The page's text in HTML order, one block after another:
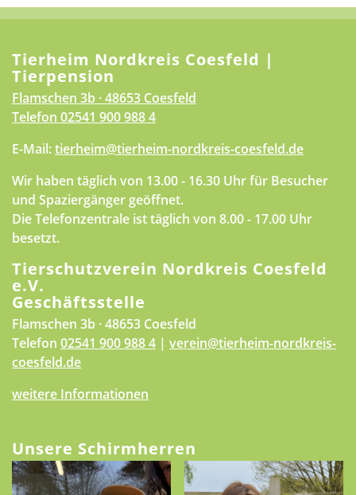
Tierheim Nordkreis Coesfeld |
Tierpension
Flamschen 3b · 48653 Coesfeld
Telefon 02541 900 988 4
E-Mail:tierheim@tierheim-nordkreis-coesfeld.de
Wir haben täglich von 13.00 - 16.30 Uhr für Besucher
und Spaziergänger geöffnet.
Die Telefonzentrale ist täglich von 8.00 - 17.00 Uhr
besetzt.
Tierschutzverein Nordkreis Coesfeld
e.V.
Geschäftsstelle
Flamschen 3b · 48653 Coesfeld
Telefon 02541 900 988 4 | verein@tierheim-nordkreis-
coesfeld.de
weitere Informationen
Unsere Schirmherren